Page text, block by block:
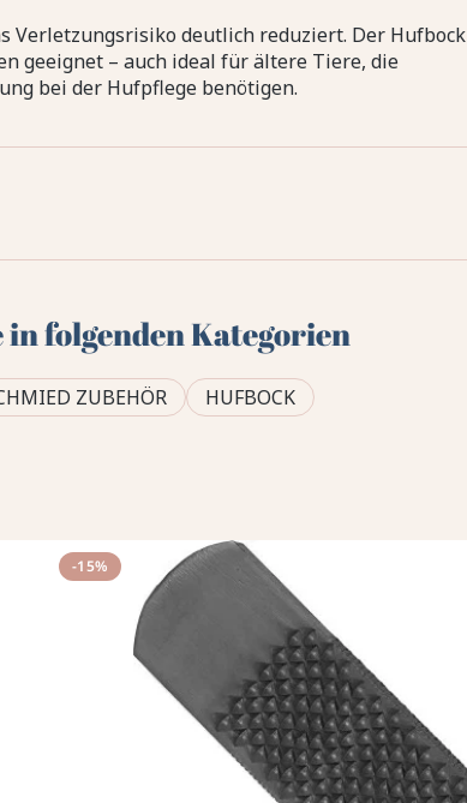
Verletzungsrisiko deutlich reduziert. Der Hufbock
geeignet – auch ideal für ältere Tiere, die
bei der Hufpflege benötigen.
folgenden Kategorien
ZUBEHÖR HUFBOCK
-15%